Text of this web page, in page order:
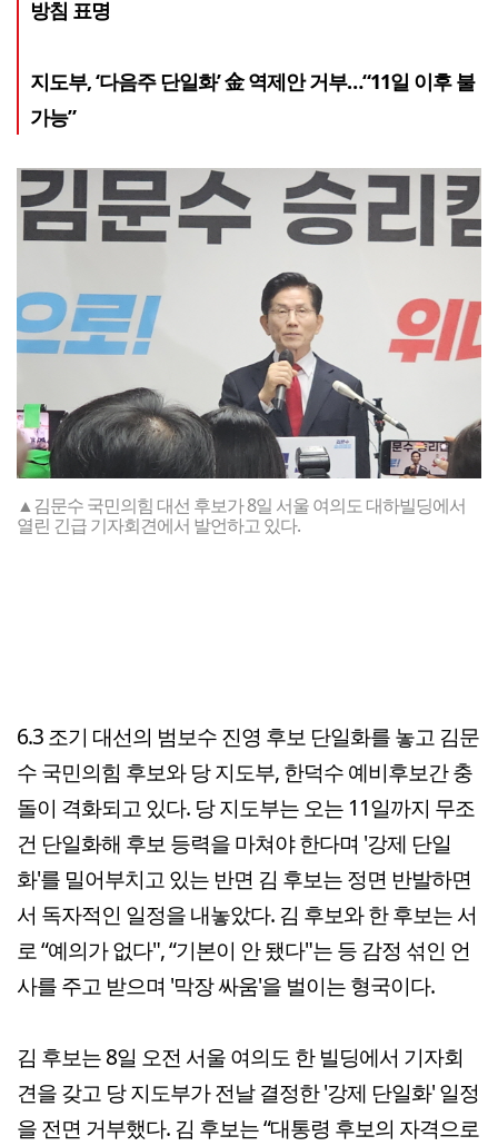
방침 표명
지도부, ‘다음주 단일화’ 金 역제안 거부…“11일 이후 불
가능”
▲김문수 국민의힘 대선 후보가 8일 서울 여의도 대하빌딩에서
열린 긴급 기자회견에서 발언하고 있다.
6.3 조기 대선의 범보수 진영 후보 단일화를 놓고 김문
수 국민의힘 후보와 당 지도부, 한덕수 예비후보간 충
돌이 격화되고 있다. 당 지도부는 오는 11일까지 무조
건 단일화해 후보 등력을 마쳐야 한다며 '강제 단일
화'를 밀어부치고 있는 반면 김 후보는 정면 반발하면
서 독자적인 일정을 내놓았다. 김 후보와 한 후보는 서
로 “예의가 없다", “기본이 안 됐다"는 등 감정 섞인 언
사를 주고 받으며 '막장 싸움'을 벌이는 형국이다.
김 후보는 8일 오전 서울 여의도 한 빌딩에서 기자회
견을 갖고 당 지도부가 전날 결정한 '강제 단일화' 일정
을 전면 거부했다. 김 후보는 “대통령 후보의 자격으로